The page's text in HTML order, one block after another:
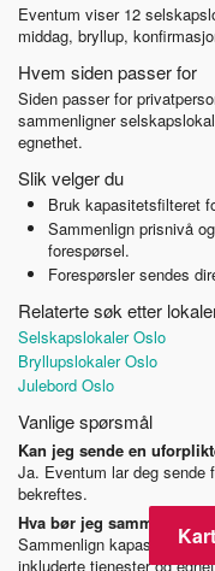
Eventum viser 12
middag, bryllup,
Hvem siden passer for
Siden passer for
sammenligner
egnethet.
Slik velger du
Bruk kapasitetsfilteret
Sammenlign prisnivå
forespørsel.
Forespørsler sendes
Relaterte søk etter
Selskapslokaler Oslo
Bryllupslokaler Oslo
Julebord Oslo
Vanlige spørsmål
Kan jeg sende en
Ja. Eventum lar deg sende
bekreftes.
Hva bør jeg sammenligne
Sammenlign kapasitet,
inkluderte tjenester og
Kart